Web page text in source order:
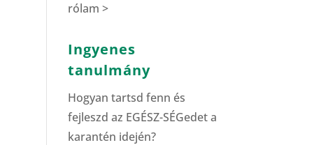
rólam >
Ingyenes
tanulmány
Hogyan tartsd fenn és
fejleszd az EGÉSZ-SÉGedet a
karantén idején?